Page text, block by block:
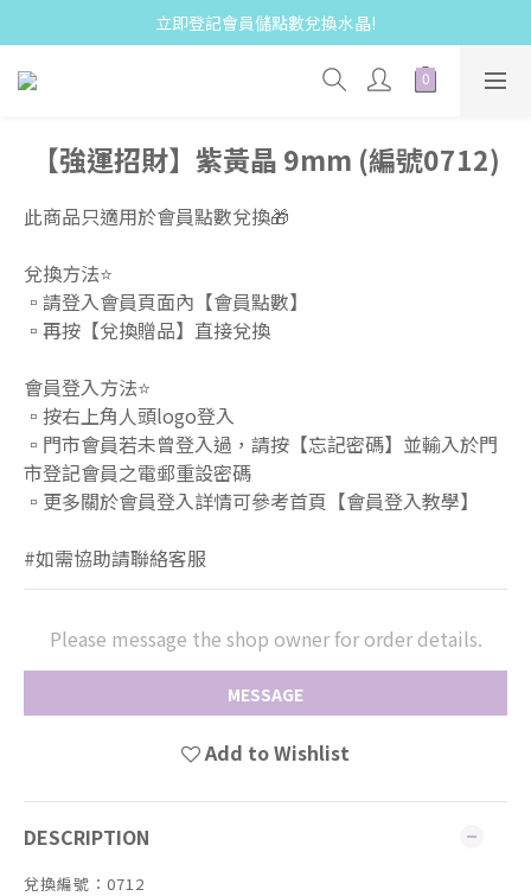
立即登記會員儲點數兌換水晶!
【強運招財】紫黃晶 9mm (編號0712)
此商品只適用於會員點數兌換🎁
兌換方法⭐️
▫️請登入會員頁面內【會員點數】
▫️再按【兌換贈品】直接兌換
會員登入方法⭐️
▫️按右上角人頭logo登入
▫️門市會員若未曾登入過，請按【忘記密碼】並輸入於門
市登記會員之電郵重設密碼
▫️更多關於會員登入詳情可參考首頁【會員登入教學】
#如需協助請聯絡客服
Please message the shop owner for order details.
MESSAGE
Add to Wishlist
DESCRIPTION
兌換編號：0712